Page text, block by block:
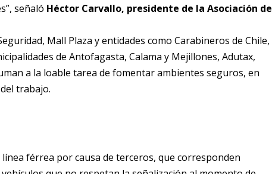
señaló Héctor Carvallo, presidente de la Asociación de
Mall Plaza y entidades como Carabineros de Chile,
de Antofagasta, Calama y Mejillones, Adutax,
a la loable tarea de fomentar ambientes seguros, en
trabajo.
férrea por causa de terceros, que corresponden